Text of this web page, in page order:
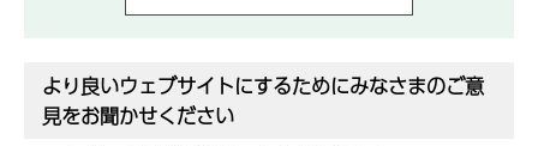
より良いウェブサイトにするためにみなさまのご意
見をお聞かせください